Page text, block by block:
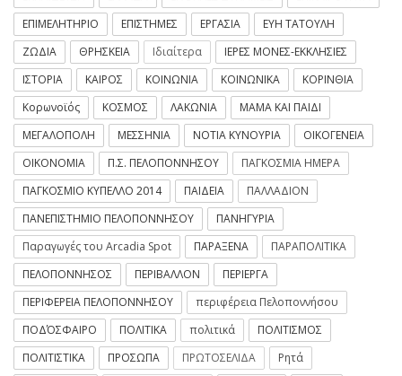
ΕΠΙΜΕΛΗΤΗΡΙΟ
ΕΠΙΣΤΗΜΕΣ ΕΡΓΑΣΙΑ
ΕΥΗ ΤΑΤΟΥΛΗ
ΖΩΔΙΑ
ΘΡΗΣΚΕΙΑ Ιδιαίτερα
ΙΕΡΕΣ ΜΟΝΕΣ-ΕΚΚΛΗΣΙΕΣ
ΙΣΤΟΡΙΑ
ΚΑΙΡΟΣ ΚΟΙΝΩΝΙΑ ΚΟΙΝΩΝΙΚΑ
ΚΟΡΙΝΘΙΑ
Κορωνοϊός
ΚΟΣΜΟΣ ΛΑΚΩΝΙΑ
ΜΑΜΑ ΚΑΙ ΠΑΙΔΙ
ΜΕΓΑΛΟΠΟΛΗ
ΜΕΣΣΗΝΙΑ ΝΟΤΙΑ ΚΥΝΟΥΡΙΑ
ΟΙΚΟΓΕΝΕΙΑ
ΟΙΚΟΝΟΜΙΑ
Π.Σ. ΠΕΛΟΠΟΝΝΗΣΟΥ
ΠΑΓΚΟΣΜΙΑ ΗΜΕΡΑ
ΠΑΓΚΟΣΜΙΟ ΚΥΠΕΛΛΟ 2014
ΠΑΙΔΕΙΑ
ΠΑΛΛΑΔΙΟΝ
ΠΑΝΕΠΙΣΤΗΜΙΟ ΠΕΛΟΠΟΝΝΗΣΟΥ
ΠΑΝΗΓΥΡΙΑ
Παραγωγές του Arcadia Spot
ΠΑΡΑΞΕΝΑ
ΠΑΡΑΠΟΛΙΤΙΚΑ
ΠΕΛΟΠΟΝΝΗΣΟΣ
ΠΕΡΙΒΑΛΛΟΝ
ΠΕΡΙΕΡΓΑ
ΠΕΡΙΦΕΡΕΙΑ ΠΕΛΟΠΟΝΝΗΣΟΥ
περιφέρεια Πελοποννήσου
ΠΟΔΌΣΦΑΙΡΟ
ΠΟΛΙΤΙΚΑ πολιτικά
ΠΟΛΙΤΙΣΜΟΣ
ΠΟΛΙΤΙΣΤΙΚΑ
ΠΡΟΣΩΠΑ ΠΡΩΤΟΣΕΛΙΔΑ
Ρητά